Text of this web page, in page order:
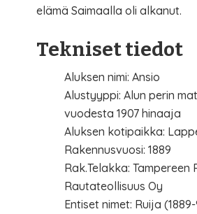
elämä Saimaalla oli alkanut.
Tekniset tiedot
Aluksen nimi: Ansio
Alustyyppi: Alun perin
vuodesta 1907 hinaaja
Aluksen kotipaikka:
Rakennusvuosi: 1889
Rak.Telakka: Tampereen
Rautateollisuus Oy
Entiset nimet: Ruija